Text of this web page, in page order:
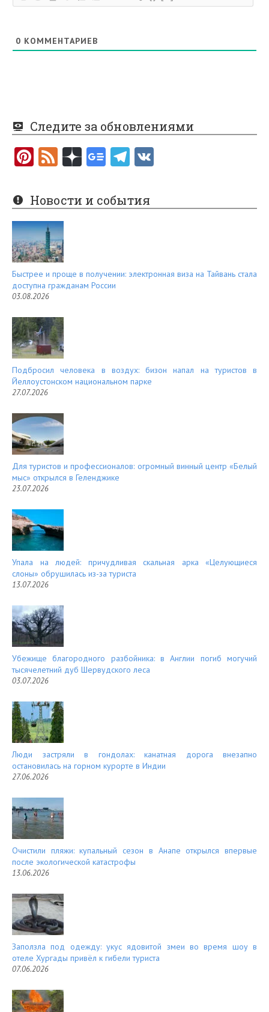
0 КОММЕНТАРИЕВ
Следите за обновлениями
Pi
er
es
t
F
e
d
Новости и события
Быстрее и проще в получении: электронная виза на Тайвань стала
доступна гражданам России
03.08.2026
Подбросил человека в воздух: бизон напал на туристов в
Йеллоустонском национальном парке
27.07.2026
Для туристов и профессионалов: огромный винный центр «Белый
мыс» открылся в Геленджике
23.07.2026
Упала на людей: причудливая скальная арка «Целующиеся
слоны» обрушилась из-за туриста
13.07.2026
Убежище благородного разбойника: в Англии погиб могучий
тысячелетний дуб Шервудского леса
03.07.2026
Люди застряли в гондолах: канатная дорога внезапно
остановилась на горном курорте в Индии
27.06.2026
Очистили пляжи: купальный сезон в Анапе открылся впервые
после экологической катастрофы
13.06.2026
Заползла под одежду: укус ядовитой змеи во время шоу в
отеле Хургады привёл к гибели туриста
07.06.2026